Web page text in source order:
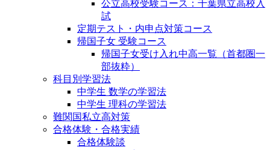
公立高校受験コース：千葉県立高校入
試
定期テスト・内申点対策コース
帰国子女 受験コース
帰国子女受け入れ中高一覧（首都圏一
部抜粋）
科目別学習法
中学生 数学の学習法
中学生 理科の学習法
難関国私立高対策
合格体験・合格実績
合格体験談